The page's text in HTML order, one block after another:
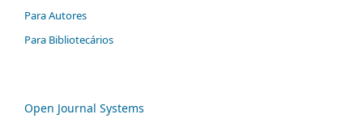
Para Autores
Para Bibliotecários
Open Journal Systems